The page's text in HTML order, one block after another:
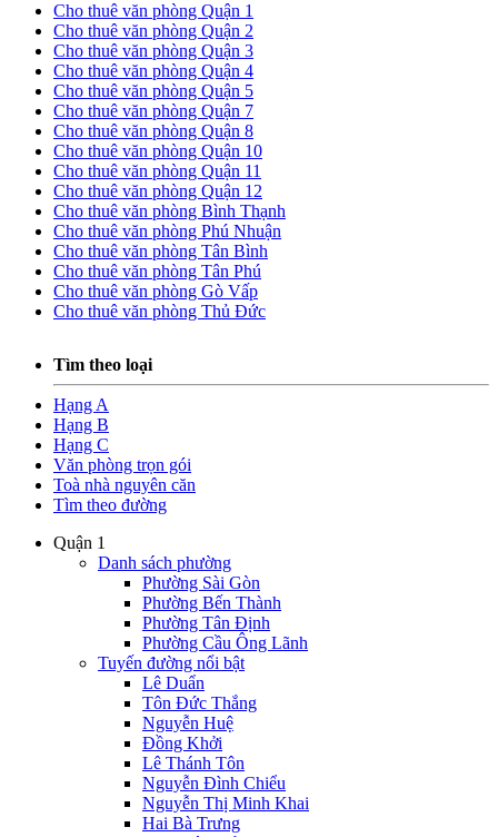
Cho thuê văn phòng Quận 1
Cho thuê văn phòng Quận 2
Cho thuê văn phòng Quận 3
Cho thuê văn phòng Quận 4
Cho thuê văn phòng Quận 5
Cho thuê văn phòng Quận 7
Cho thuê văn phòng Quận 8
Cho thuê văn phòng Quận 10
Cho thuê văn phòng Quận 11
Cho thuê văn phòng Quận 12
Cho thuê văn phòng Bình Thạnh
Cho thuê văn phòng Phú Nhuận
Cho thuê văn phòng Tân Bình
Cho thuê văn phòng Tân Phú
Cho thuê văn phòng Gò Vấp
Cho thuê văn phòng Thủ Đức
Tìm theo loại
Hạng A
Hạng B
Hạng C
Văn phòng trọn gói
Toà nhà nguyên căn
Tìm theo đường
Quận 1
Danh sách phường
Phường Sài Gòn
Phường Bến Thành
Phường Tân Định
Phường Cầu Ông Lãnh
Tuyến đường nổi bật
Lê Duẩn
Tôn Đức Thắng
Nguyễn Huệ
Đồng Khởi
Lê Thánh Tôn
Nguyễn Đình Chiểu
Nguyễn Thị Minh Khai
Hai Bà Trưng